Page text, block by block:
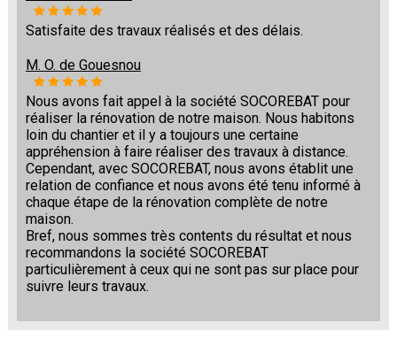
Satisfaite des travaux réalisés et des délais.
M. O. de Gouesnou
Nous avons fait appel à la société SOCOREBAT pour
réaliser la rénovation de notre maison. Nous habitons
loin du chantier et il y a toujours une certaine
appréhension à faire réaliser des travaux à distance.
Cependant, avec SOCOREBAT, nous avons établit une
relation de confiance et nous avons été tenu informé à
chaque étape de la rénovation complète de notre
maison.
Bref, nous sommes très contents du résultat et nous
recommandons la société SOCOREBAT
particulièrement à ceux qui ne sont pas sur place pour
suivre leurs travaux.